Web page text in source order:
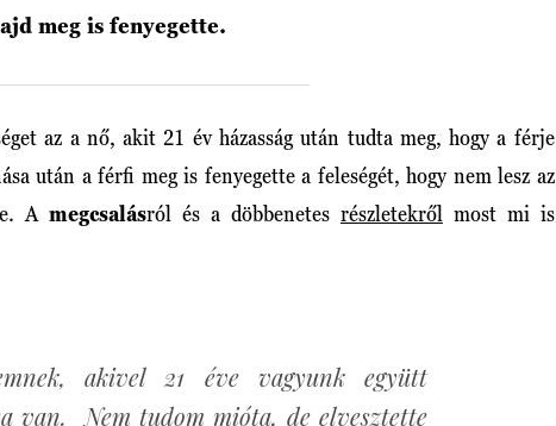
meg is fenyegette.
az a nő, akit 21 év házasság után tudta meg, hogy a férje
után a férfi meg is fenyegette a feleségét, hogy nem lesz az
Amegcsalásról és a döbbenetes részletekről most mi is
akivel 21 éve vagyunk együtt
van. Nem tudom mióta, de elvesztette